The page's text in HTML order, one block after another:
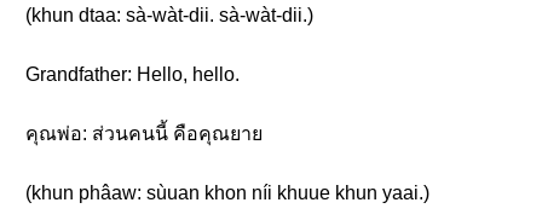
(khun dtaa: sà-wàt-dii. sà-wàt-dii.)
Grandfather: Hello, hello.
คุณพ่อ: ส่วนคนนี้ คือคุณยาย
(khun phâaw: sùuan khon níi khuue khun yaai.)